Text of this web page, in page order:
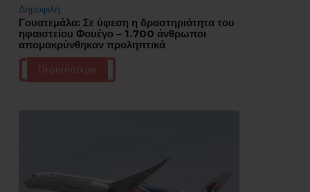
Δημοφιλή
Γουατεμάλα: Σε ύφεση η δραστηριότητα του
ηφαιστείου Φουέγο – 1.700 άνθρωποι
απομακρύνθηκαν προληπτικά
Περισσότερα